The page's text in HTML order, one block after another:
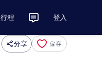
行程 登入
分享 儲存